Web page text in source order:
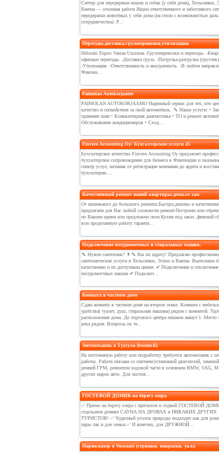
Ситтер для передержки кошек и собак (у себя дома), Хельсинки,
Вантаа — сезонная работа Ищем ответственного и заботливого
передержки животных у себя дома (на сезон с возможностью
сотрудничества). Р...
Переезды,доставка,грузоперевозки,утилизация.
Helsinki Espoo Vantaa Uusimaa -Грузоперевозки и переезды. -
офисные переезды. -Доставка груза. -Погрузка-разгрузка
-Утилизация. -Ответственность и аккуратность. -В любом
Финлян...
Paimolan Autokorjaamo
PAIMOLAN AUTOKORJAAMO Надёжный сервис для тех, кто
качество и спокойствие за свой автомобиль. 🔧 Наши услуги: •
хранение шин • Компьютерная диагностика • ТО и ремонт
Обслуживание кондиционеров • Сход...
Finvero Accounting Oy/ Бухгалтерские услуги 45
Бухгалтерское агентство Finvero Accounting Oy предлагает
бухгалтерское сопровождение для бизнеса в Финляндии и
спектр услуг, начиная от регистрации компании до аудита и
бухгалтерии....
Качественный ремонт вашей квартиры.дома.от сам
От маленького до большого ремонта.Быстро,дешево и
предлагаем для Вас любой сложности ремонт.Построим или
по Вашим идеям или предложем свои.Кухни под заказ ,финской
всю проделанную работу гаранти...
Подключение посудомоечных и стиральных машин,
🔧 Нужен сантехник? 👨‍🔧 Вы по адресу! Предлагаю
сантехнические услуги в Хельсинки, Эспоо и Вантаа. Выполняю
качественно и по доступным ценам: ✔ Подключение и отключение
посудомоечных машин ✔ Подключ...
Комната в частном доме
Сдаю комнату в частном доме на втором этаже. Комната с
удобства( туалет, душ, стиральная машина) рядом с комнатой.
расположение дома. До торгового центра пешком минут 5 .Место
река рядом. Вопросы по те...
Автомеханик в Туусула (bumer.fi)
На постоянную работу или подработку требуется автомеханик с
работы. Работа связана со снятием/установкой двигателей,
ремней ГРМ, ремонтом ходовой части в основном BMW, VAG,
других марок авто. Для постоя...
ГОСТЕВОЙ ДОМИК на берегу озера
✅️ Прямо на берегу озера с причалом и лодкой ГОСТЕВОЙ
отдельном домике САУНА НА ДРОВАХ и НИКАКИХ ДРУГИХ
ТУРИСТОВ! ✅️ Чудесный уголок природы подходит как для
пары так и для семьи.✅️ И конечно, для ДРУЖНОЙ...
Парикмахер в Vuosaari (стрижки, покраски, укла